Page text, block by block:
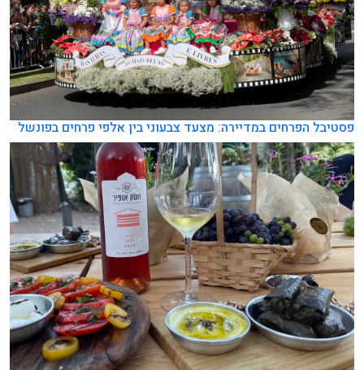
פסטיבל הפרחים במדיירה: מצעד צבעוני בין אלפי פרחים בפונשל